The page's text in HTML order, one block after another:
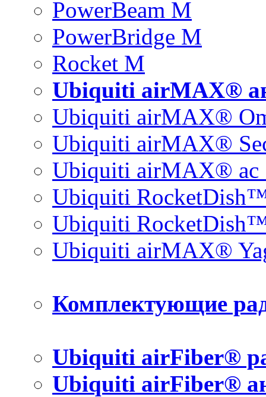
PowerBeam M
PowerBridge M
Rocket M
Ubiquiti airMAX®
Ubiquiti airMAX®
Ubiquiti airMAX®
Ubiquiti airMAX® ac
Ubiquiti
Ubiquiti
Ubiquiti airMAX®
Комплектующие
Ubiquiti airFiber®
Ubiquiti airFiber®